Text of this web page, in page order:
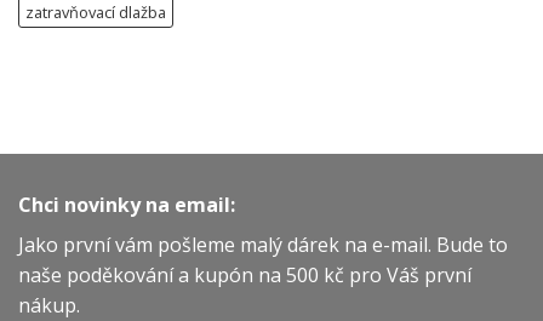
zatravňovací dlažba
Chci novinky na email:
Jako první vám pošleme malý dárek na e-mail. Bude to
naše poděkování a kupón na 500 kč pro Váš první
nákup.